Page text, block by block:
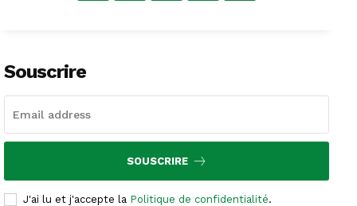
Souscrire
SOUSCRIRE
J'ai lu et j'accepte la Politique de confidentialité.